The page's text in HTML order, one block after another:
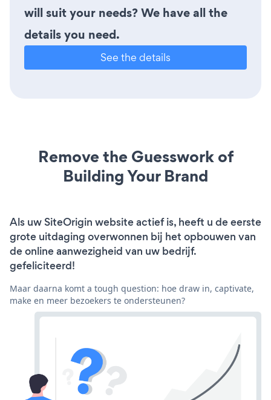
will suit your needs? We have all the
details you need.
See the details
Remove the Guesswork of
Building Your Brand
Als uw SiteOrigin website actief is, heeft u de eerste
grote uitdaging overwonnen bij het opbouwen van
de online aanwezigheid van uw bedrijf.
gefeliciteerd!
Maar daarna komt a tough question: hoe draw in, captivate,
make en meer bezoekers te ondersteunen?